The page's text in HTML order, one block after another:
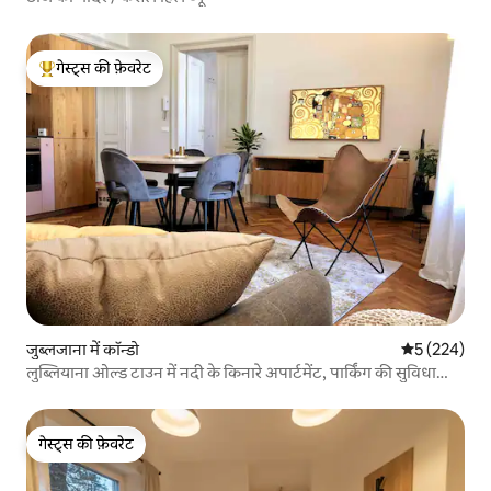
गेस्ट्स का टॉप फ़ेवरेट
गेस्ट्स की फ़ेवरेट
जुब्लजाना में कॉन्डो औसत रेटिंग 5
5 (224)
लुब्लियाना ओल्ड टाउन में नदी के किनारे अपार्टमेंट, पार्किंग की सुविधा
गेस्ट्स की फ़ेवरेट
गेस्ट्स की फ़ेवरेट